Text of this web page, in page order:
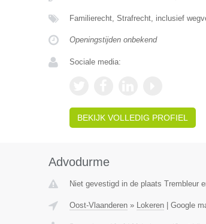
Familierecht, Strafrecht, inclusief
Openingstijden onbekend
Sociale media:
BEKIJK VOLLEDIG PROFIEL
Advodurme
Niet gevestigd in de plaats Trembleur
Oost-Vlaanderen» Lokeren| Google